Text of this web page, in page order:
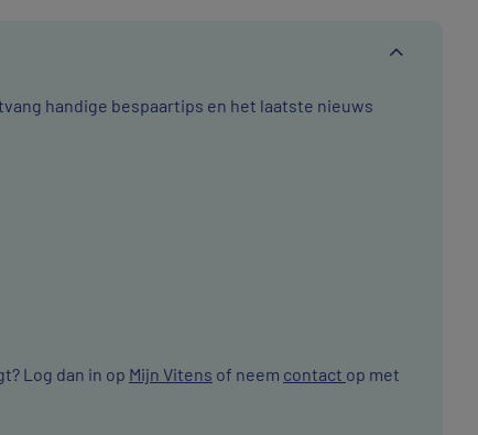
handige bespaartips en het laatste nieuws
Log dan in op Mijn Vitens of neem contact op met